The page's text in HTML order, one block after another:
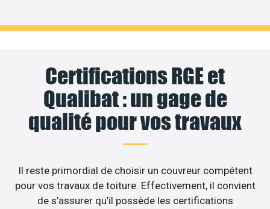
Certifications RGE et
Qualibat : un gage de
qualité pour vos travaux
Il reste primordial de choisir un couvreur compétent
pour vos travaux de toiture. Effectivement, il convient
de s’assurer qu’il possède les certifications